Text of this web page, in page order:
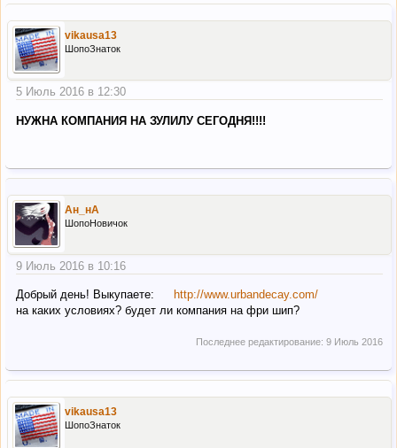
vikausa13
ШопоЗнаток
5 Июль 2016 в 12:30
НУЖНА КОМПАНИЯ НА ЗУЛИЛУ СЕГОДНЯ!!!!
Ан_нА
ШопоНовичок
9 Июль 2016 в 10:16
Добрый день! Выкупаете:
http://www.urbandecay.com/
на каких условиях? будет ли компания на фри шип?
Последнее редактирование: 9 Июль 2016
vikausa13
ШопоЗнаток